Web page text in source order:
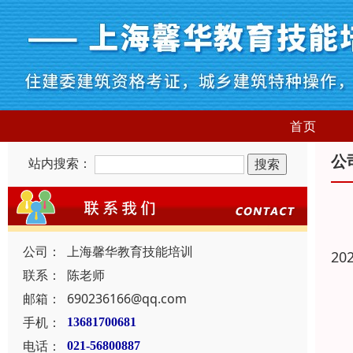
首页
站内搜索：
公司：
上海馨华教育技能培训
联系：
陈老师
邮箱：
690236166@qq.com
手机：
13681700681
电话： 021-56800887
公